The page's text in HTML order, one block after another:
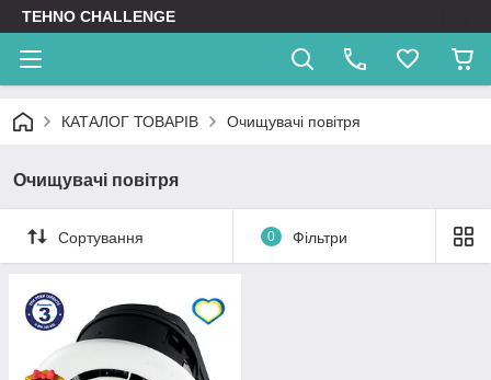
TEHNO CHALLENGE
КАТАЛОГ ТОВАРІВ Очищувачі повітря
Очищувачі повітря
Сортування 0 Фільтри